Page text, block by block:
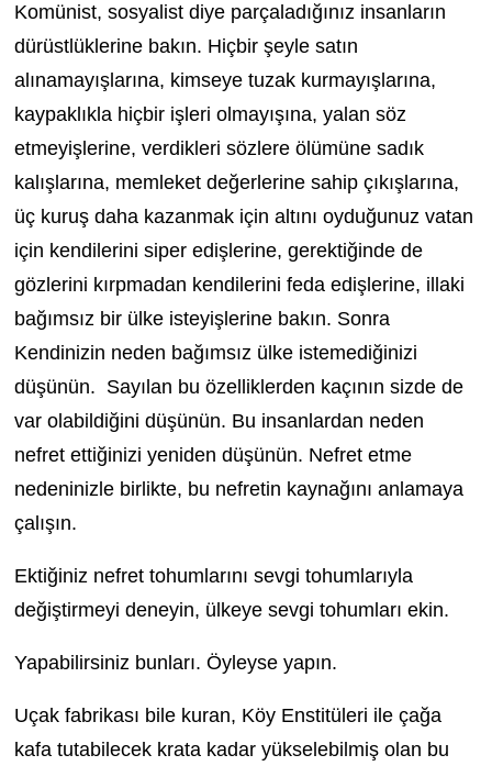
Komünist, sosyalist diye parçaladığınız insanların
dürüstlüklerine bakın. Hiçbir şeyle satın
alınamayışlarına, kimseye tuzak kurmayışlarına,
kaypaklıkla hiçbir işleri olmayışına, yalan söz
etmeyişlerine, verdikleri sözlere ölümüne sadık
kalışlarına, memleket değerlerine sahip çıkışlarına,
üç kuruş daha kazanmak için altını oyduğunuz vatan
için kendilerini siper edişlerine, gerektiğinde de
gözlerini kırpmadan kendilerini feda edişlerine, illaki
bağımsız bir ülke isteyişlerine bakın. Sonra
Kendinizin neden bağımsız ülke istemediğinizi
düşünün. Sayılan bu özelliklerden kaçının sizde de
var olabildiğini düşünün. Bu insanlardan neden
nefret ettiğinizi yeniden düşünün. Nefret etme
nedeninizle birlikte, bu nefretin kaynağını anlamaya
çalışın.
Ektiğiniz nefret tohumlarını sevgi tohumlarıyla
değiştirmeyi deneyin, ülkeye sevgi tohumları ekin.
Yapabilirsiniz bunları. Öyleyse yapın.
Uçak fabrikası bile kuran, Köy Enstitüleri ile çağa
kafa tutabilecek krata kadar yükselebilmiş olan bu